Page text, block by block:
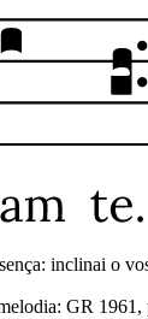
inclinai o
GR 1961,